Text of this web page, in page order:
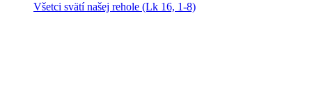
Všetci svätí našej rehole (Lk 16, 1-8)